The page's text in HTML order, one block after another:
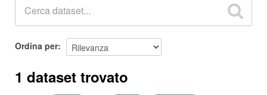
Ordina per
1 dataset trovato